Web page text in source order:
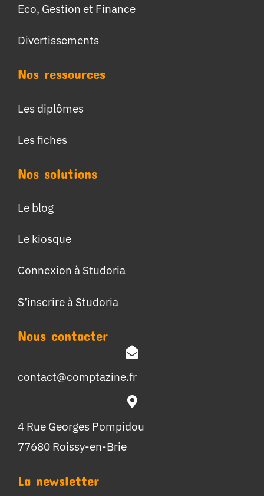
Eco, Gestion et Finance
Divertissements
Nos ressources
Les diplômes
Les fiches
Nos solutions
Le blog
Le kiosque
Connexion à Studoria
S’inscrire à Studoria
Nous contacter
contact@comptazine.fr
4 Rue Georges Pompidou
77680 Roissy-en-Brie
La newsletter